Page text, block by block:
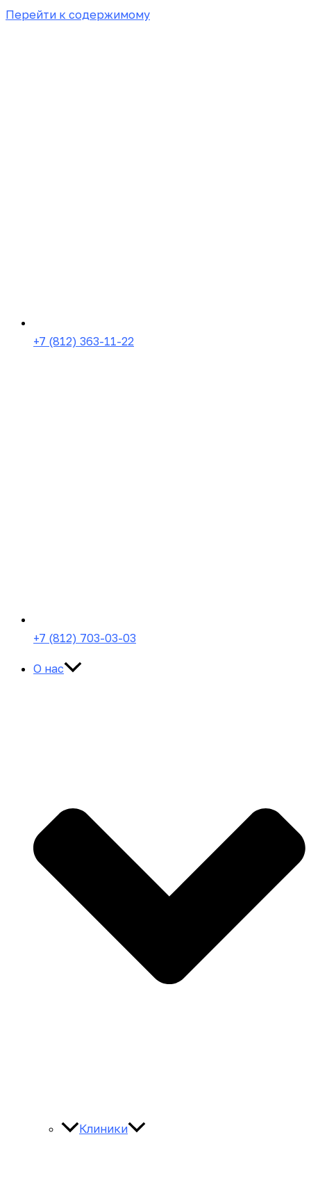
Перейти к содержимому
+7 (812) 363-11-22
+7 (812) 703-03-03
О нас
Клиники